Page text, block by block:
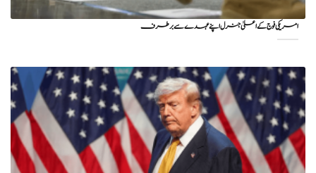
امریکی فوج کے اعلیٰ جنرل اپنے عہدے سے برطرف